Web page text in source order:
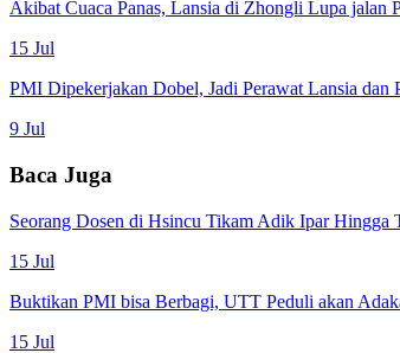
Akibat Cuaca Panas, Lansia di Zhongli Lupa jalan
15 Jul
PMI Dipekerjakan Dobel, Jadi Perawat Lansia dan
9 Jul
Baca Juga
Seorang Dosen di Hsincu Tikam Adik Ipar Hingga
15 Jul
Buktikan PMI bisa Berbagi, UTT Peduli akan
15 Jul